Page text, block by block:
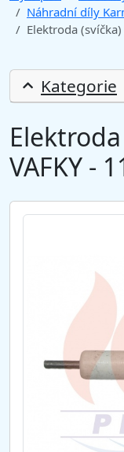
Náhradní díly
Elektroda
Kategorie
VAFKY -